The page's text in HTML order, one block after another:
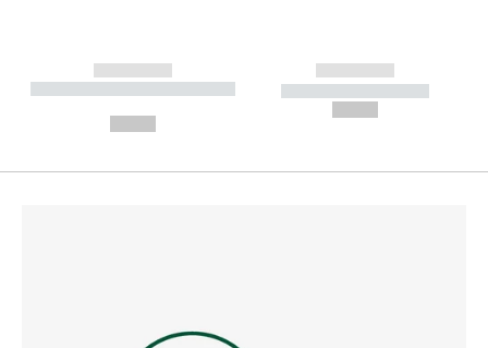
------------
----------- ----------- --------
------------
----------- -----------